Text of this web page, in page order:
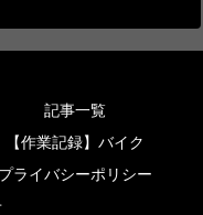
記事一覧
【作業記録】バイク
プライバシーポリシー